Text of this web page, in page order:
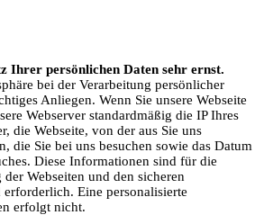
Ihrer persönlichen Daten sehr ernst.
bei der Verarbeitung persönlicher
Anliegen. Wenn Sie unsere Webseite
Webserver standardmäßig die IP Ihres
die Webseite, von der aus Sie uns
die Sie bei uns besuchen sowie das Datum
Diese Informationen sind für die
Webseiten und den sicheren
Eine personalisierte
erfolgt nicht.